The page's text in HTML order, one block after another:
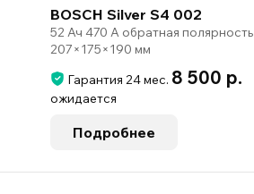
BOSCH Silver S4 002
52 Ач 470 А обратная полярность
207×175×190 мм
Гарантия 24 мес. 8 500 р.
ожидается
Подробнее